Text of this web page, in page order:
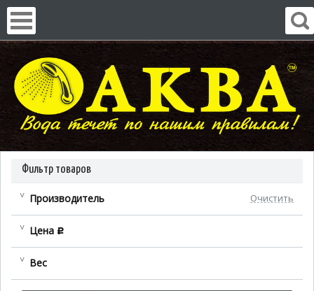
Фильтр товаров
Производитель Очистить
Цена c
Вес